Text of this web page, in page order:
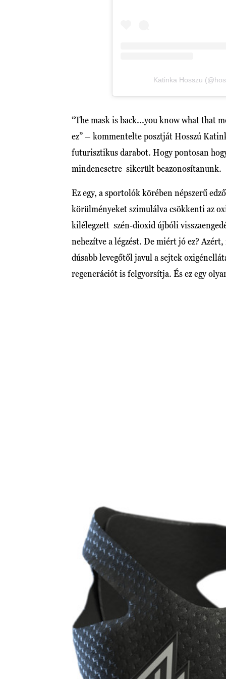
Katinka Hosszu
“The mask is back...you know what that
ez” – kommentelte posztját Hosszú
futurisztikus darabot. Hogy pontosan
mindenesetre sikerült beazonosítanunk.
Ez egy, a sportolók körében népszerű
körülményeket szimulálva csökkenti az
kilélegzett szén-dioxid újbóli
nehezítve a légzést. De miért jó ez?
dúsabb levegőtől javul a sejtek
regenerációt is felgyorsítja. És ez egy